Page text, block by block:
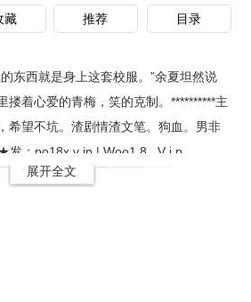
藏 推荐 目录
西就是身上这套校服。”余夏坦然说
着心爱的青梅，笑的克制。**********主
希望不坑。渣剧情渣文笔。狗血。男非
发：po18x.v ip | Woo1 8 . V i p
展开全文